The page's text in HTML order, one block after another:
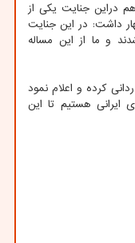
دراین جنایت یکی از
داشت: در این جنایت
و ما از این مساله
کرده و اعلام نمود
ایرانی هستیم تا این